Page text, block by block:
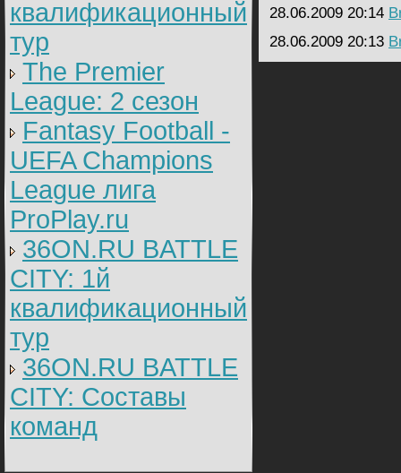
квалификационный
тур
The Premier
League: 2 cезон
Fantasy Football -
UEFA Champions
League лига
ProPlay.ru
36ON.RU BATTLE
CITY: 1й
квалификационный
тур
36ON.RU BATTLE
CITY: Составы
команд
28.06.2009 20:14
28.06.2009 20:13